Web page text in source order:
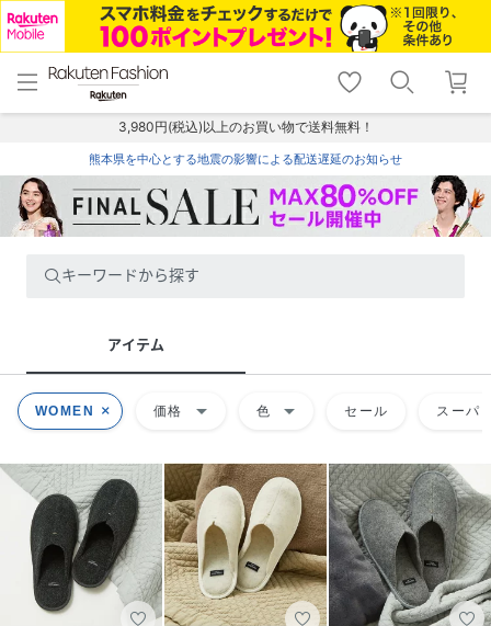
menu home
トップ
shopping_cart lock_outline
ログイン
3,980円(税込)以上のお買い物で送料無料！
熊本県を中心とする地震の影響による配送遅延のお知らせ
キーワードから探す
アイテム
WOMEN 価格 arrow_drop_down 色 arrow_drop_down セール スーパ